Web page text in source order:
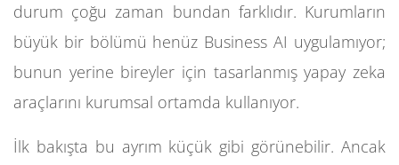
durum çoğu zaman bundan farklıdır. Kurumların
büyük bir bölümü henüz Business AI uygulamıyor;
bunun yerine bireyler için tasarlanmış yapay zeka
araçlarını kurumsal ortamda kullanıyor.
İlk bakışta bu ayrım küçük gibi görünebilir. Ancak